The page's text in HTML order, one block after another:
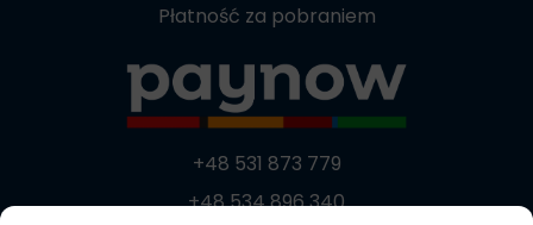
Płatność za pobraniem
+48 531 873 779
+48 534 896 340